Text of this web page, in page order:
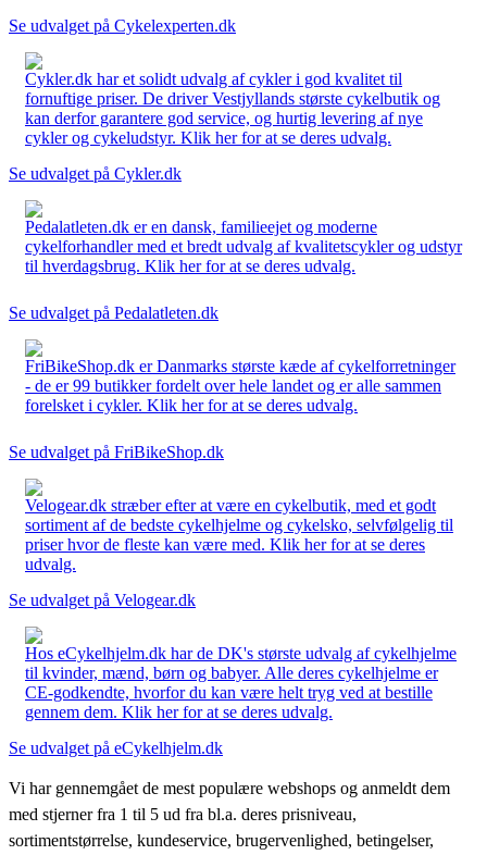
Se udvalget på Cykelexperten.dk
Cykler.dk har et solidt udvalg af cykler i god kvalitet til
fornuftige priser. De driver Vestjyllands største cykelbutik og
kan derfor garantere god service, og hurtig levering af nye
cykler og cykeludstyr. Klik her for at se deres udvalg.
Se udvalget på Cykler.dk
Pedalatleten.dk er en dansk, familieejet og moderne
cykelforhandler med et bredt udvalg af kvalitetscykler og udstyr
til hverdagsbrug. Klik her for at se deres udvalg.
Se udvalget på Pedalatleten.dk
FriBikeShop.dk er Danmarks største kæde af cykelforretninger
- de er 99 butikker fordelt over hele landet og er alle sammen
forelsket i cykler. Klik her for at se deres udvalg.
Se udvalget på FriBikeShop.dk
Velogear.dk stræber efter at være en cykelbutik, med et godt
sortiment af de bedste cykelhjelme og cykelsko, selvfølgelig til
priser hvor de fleste kan være med. Klik her for at se deres
udvalg.
Se udvalget på Velogear.dk
Hos eCykelhjelm.dk har de DK's største udvalg af cykelhjelme
til kvinder, mænd, børn og babyer. Alle deres cykelhjelme er
CE-godkendte, hvorfor du kan være helt tryg ved at bestille
gennem dem. Klik her for at se deres udvalg.
Se udvalget på eCykelhjelm.dk
Vi har gennemgået de mest populære webshops og anmeldt dem
med stjerner fra 1 til 5 ud fra bl.a. deres prisniveau,
sortimentstørrelse, kundeservice, brugervenlighed, betingelser,